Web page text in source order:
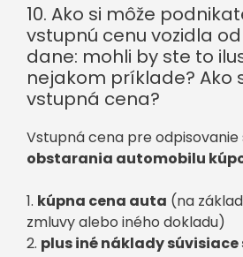
10. Ako si môže
vstupnú cenu vozidla
dane: mohli by ste to
nejakom príklade? Ako
vstupná cena?
Vstupná cena pre odpisovanie
obstarania automobilu
1. kúpna cena auta (na
zmluvy alebo iného dokladu)
2. plus iné náklady